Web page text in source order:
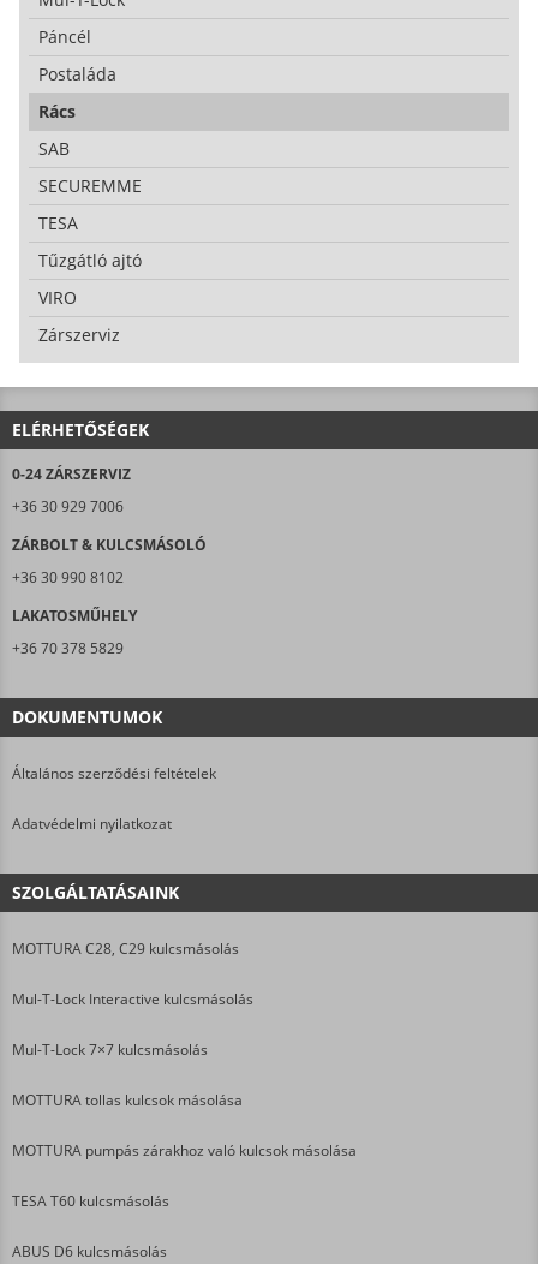
Páncél
Postaláda
Rács
SAB
SECUREMME
TESA
Tűzgátló ajtó
VIRO
Zárszerviz
ELÉRHETŐSÉGEK
0-24 ZÁRSZERVIZ
+36 30 929 7006
ZÁRBOLT & KULCSMÁSOLÓ
+36 30 990 8102
LAKATOSMŰHELY
+36 70 378 5829
DOKUMENTUMOK
Általános szerződési feltételek
Adatvédelmi nyilatkozat
SZOLGÁLTATÁSAINK
MOTTURA C28, C29 kulcsmásolás
Mul-T-Lock Interactive kulcsmásolás
Mul-T-Lock 7×7 kulcsmásolás
MOTTURA tollas kulcsok másolása
MOTTURA pumpás zárakhoz való kulcsok másolása
TESA T60 kulcsmásolás
ABUS D6 kulcsmásolás